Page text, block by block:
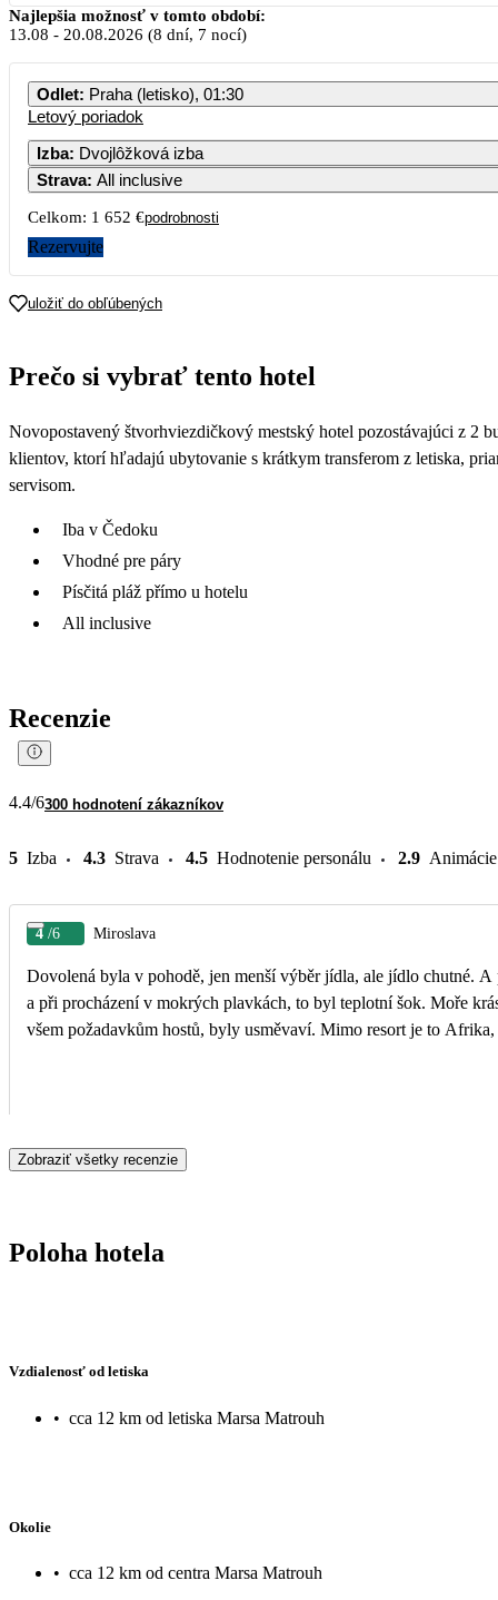
PO UT ST
876
Najlepšia možnosť v tomto období:
13.08 - 20.08.2026 (8 dní, 7 nocí)
Odlet: Praha (letisko), 01:30
Letový poriadok
Izba: Dvojlôžková izba
Strava: All inclusive
Celkom: 1 652 €podrobnosti
Rezervujte
uložiť do obľúbených
Prečo si vybrať tento hotel
Novopostavený štvorhviezdičkový mestský hotel pozostávajúci z 2
klientov, ktorí hľadajú ubytovanie s krátkym transferom z letiska,
servisom.
Iba v Čedoku
Vhodné pre páry
Písčitá pláž přímo u hotelu
All inclusive
Recenzie
4.4/6300 hodnotení zákazníkov
5 Izba 4.3 Strava 4.5 Hodnotenie personálu 2.9 Animácie
4 /6 Miroslava
Dovolená byla v pohodě, jen menší výběr jídla, ale jídlo chutné. A
a při procházení v mokrých plavkách, to byl teplotní šok. Moře
všem požadavkům hostů, byly usměvaví. Mimo resort je to
Zobraziť všetky recenzie
Poloha hotela
Vzdialenosť od letiska
• cca 12 km od letiska Marsa Matrouh
Okolie
• cca 12 km od centra Marsa Matrouh